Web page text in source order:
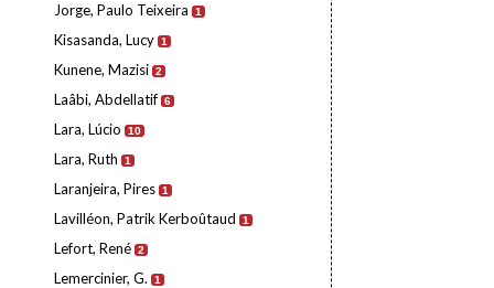
Jorge, Paulo Teixeira 1
Kisasanda, Lucy 1
Kunene, Mazisi 2
Laâbi, Abdellatif 6
Lara, Lúcio 10
Lara, Ruth 1
Laranjeira, Pires 1
Lavilléon, Patrik Kerboûtaud 1
Lefort, René 2
Lemercinier, G. 1